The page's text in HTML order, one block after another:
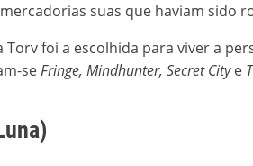
suas que haviam sido
Torv foi a escolhida para viver a
seFringe, Mindhunter, Secret Citye